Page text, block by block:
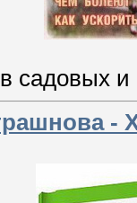
садовых и
-